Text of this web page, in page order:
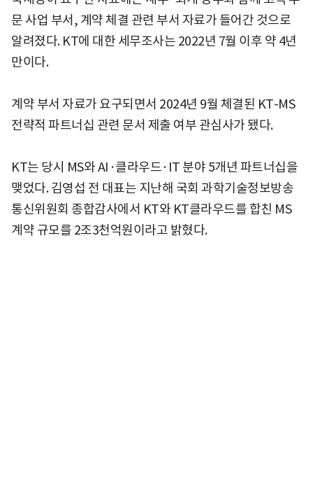
문 사업 부서, 계약 체결 관련 부서 자료가 들어간 것으로
알려졌다. KT에 대한 세무조사는 2022년 7월 이후 약 4년
만이다.
계약 부서 자료가 요구되면서 2024년 9월 체결된 KT-MS
전략적 파트너십 관련 문서 제출 여부 관심사가 됐다.
KT는 당시 MS와 AI·클라우드·IT 분야 5개년 파트너십을
맺었다. 김영섭 전 대표는 지난해 국회 과학기술정보방송
통신위원회 종합감사에서 KT와 KT클라우드를 합친 MS
계약 규모를 2조3천억원이라고 밝혔다.